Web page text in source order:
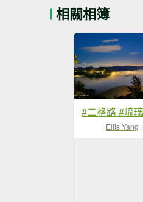
相關相簿
Ellis Yang